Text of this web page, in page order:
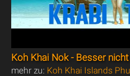
Koh Khai Nok - Besser
mehr zu: Koh Khai Islands